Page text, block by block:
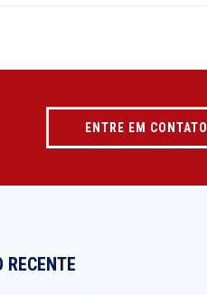
ENTRE EM CONTATO
RECENTE